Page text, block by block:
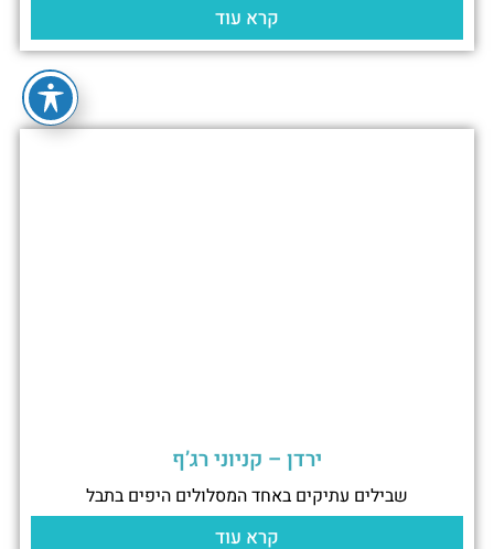
קרא עוד
ירדן – קניוני רג’ף
שבילים עתיקים באחד המסלולים היפים בתבל
קרא עוד